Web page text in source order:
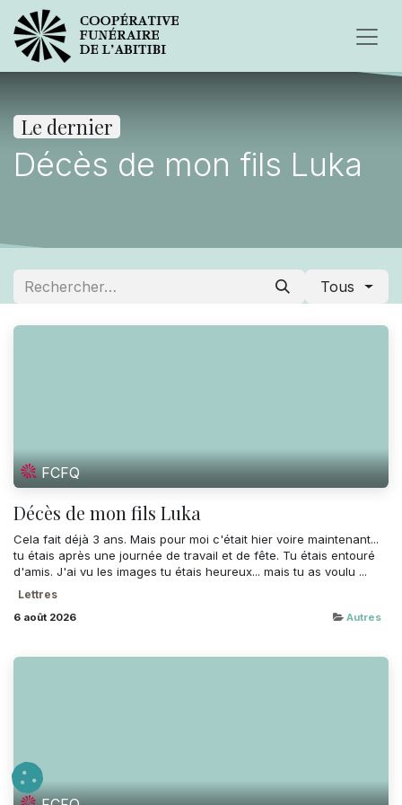
Le dernier
Décès de mon fils Luka
Tous
FCFQ
Décès de mon fils Luka
Cela fait déjà 3 ans. Mais pour moi c'était hier voire maintenant...
tu étais après une journée de travail et de fête. Tu étais entouré
d'amis. J'ai vu les images tu étais heureux... mais tu as voulu ...
Lettres
6 août 2026 Autres